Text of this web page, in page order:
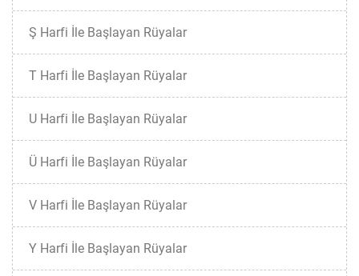
Ş Harfi İle Başlayan Rüyalar
T Harfi İle Başlayan Rüyalar
U Harfi İle Başlayan Rüyalar
Ü Harfi İle Başlayan Rüyalar
V Harfi İle Başlayan Rüyalar
Y Harfi İle Başlayan Rüyalar